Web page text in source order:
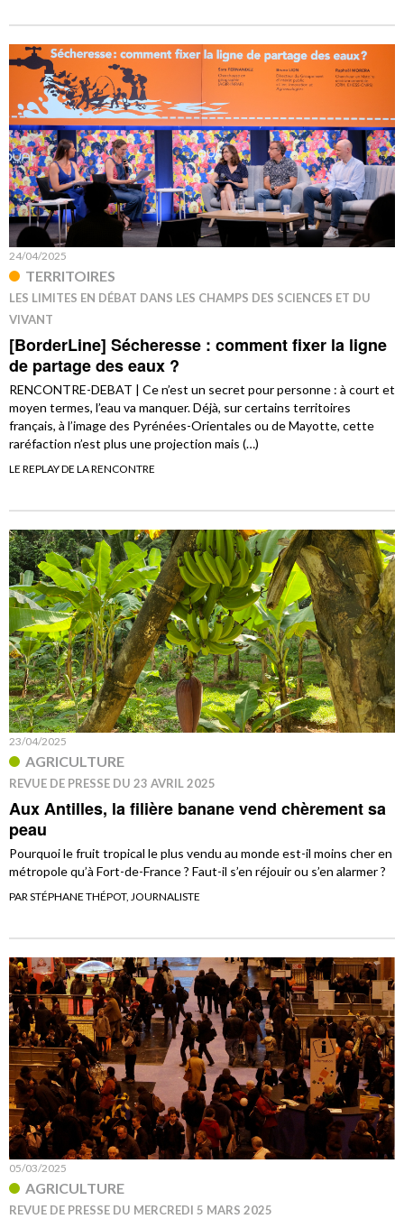
24/04/2025
TERRITOIRES
LES LIMITES EN DÉBAT DANS LES CHAMPS DES SCIENCES ET DU
VIVANT
[BorderLine] Sécheresse : comment fixer la ligne
de partage des eaux ?
RENCONTRE-DEBAT | Ce n’est un secret pour personne : à court et
moyen termes, l’eau va manquer. Déjà, sur certains territoires
français, à l’image des Pyrénées-Orientales ou de Mayotte, cette
raréfaction n’est plus une projection mais (…)
LE REPLAY DE LA RENCONTRE
23/04/2025
AGRICULTURE
REVUE DE PRESSE DU 23 AVRIL 2025
Aux Antilles, la filière banane vend chèrement sa
peau
Pourquoi le fruit tropical le plus vendu au monde est-il moins cher en
métropole qu’à Fort-de-France ? Faut-il s’en réjouir ou s’en alarmer ?
PAR STÉPHANE THÉPOT, JOURNALISTE
05/03/2025
AGRICULTURE
REVUE DE PRESSE DU MERCREDI 5 MARS 2025